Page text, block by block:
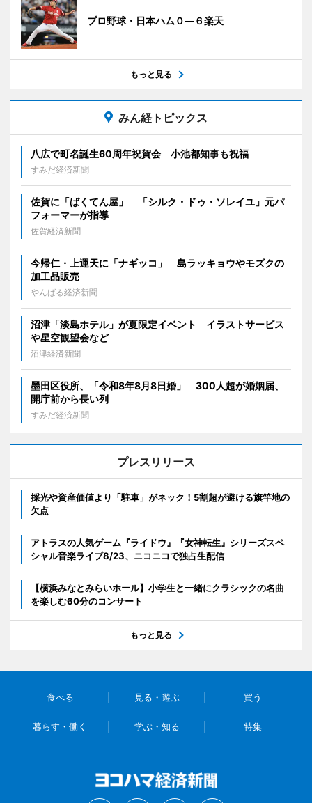
プロ野球・日本ハム０―６楽天
もっと見る
みん経トピックス
八広で町名誕生60周年祝賀会 小池都知事も祝福
すみだ経済新聞
佐賀に「ばくてん屋」 「シルク・ドゥ・ソレイユ」元パ
フォーマーが指導
佐賀経済新聞
今帰仁・上運天に「ナギッコ」 島ラッキョウやモズクの
加工品販売
やんばる経済新聞
沼津「淡島ホテル」が夏限定イベント イラストサービス
や星空観望会など
沼津経済新聞
墨田区役所、「令和8年8月8日婚」 300人超が婚姻届、
開庁前から長い列
すみだ経済新聞
プレスリリース
採光や資産価値より「駐車」がネック！5割超が避ける旗竿地の
欠点
アトラスの人気ゲーム『ライドウ』『女神転生』シリーズスペ
シャル音楽ライブ8/23、ニコニコで独占生配信
【横浜みなとみらいホール】小学生と一緒にクラシックの名曲
を楽しむ60分のコンサート
もっと見る
食べる 見る・遊ぶ 買う
暮らす・働く 学ぶ・知る 特集